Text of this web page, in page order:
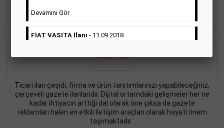
Detaylı Bilgi & İlan Örnekleri
Ticari İlan
Ticari ilan çeşidi, firma ve ürün tanıtımlarınızı yapabileceğiniz,
çerçeveli gazete ilanlarıdır. Dijital ortamdaki gelişmeler her ne
kadar ihtiyacın arttığı dal olarak öne çıksa da gazete
reklamları halen en etkili iletişim araçları olarak hayati önem
taşımaktadır.
Devamını Gör
FİAT VASITA İlanı - 11.09.2018
2.800.000e kurumsal mağaza.
BAKIRKÖY SATILIK İlanı- 11.09.2018
KARTALTEPEde kelepir 2+ 1 satılık daire